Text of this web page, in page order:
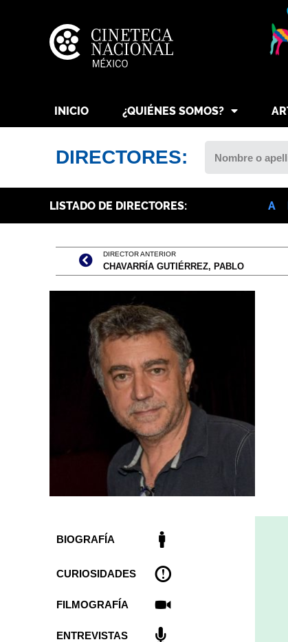
INICIO ¿QUIÉNES SOMOS?
DIRECTORES:
LISTADO DE DIRECTORES: A
DIRECTOR ANTERIOR
CHAVARRÍA GUTIÉRREZ, PABLO
BIOGRAFÍA
CURIOSIDADES
FILMOGRAFÍA
ENTREVISTAS